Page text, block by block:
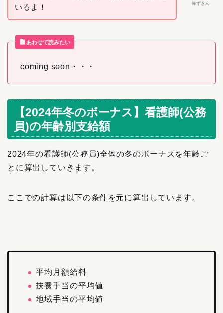
赤ずきん
いるよ！
あわせて読みたい
coming soon・・・
【2024年冬のボーナス】看護師(公務
員)の年齢別支給額
2024年の看護師(公務員)全体の冬のボーナスを年齢ご
とに算出していきます。
ここでの計算は以下の条件を元に算出しています。
平均月額給料
扶養手当の平均値
地域手当の平均値